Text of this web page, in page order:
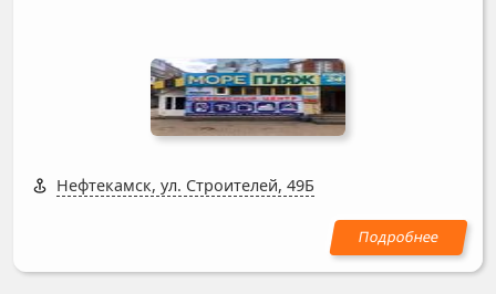
Нефтекамск, ул. Строителей, 49Б